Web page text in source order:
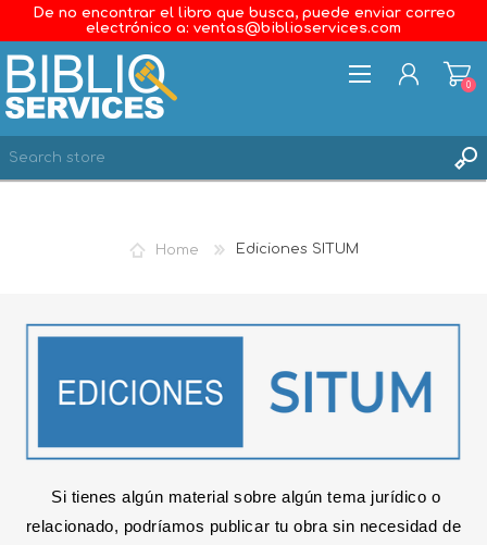
De no encontrar el libro que busca, puede enviar correo
electrónico a: ventas@biblioservices.com
0
Home Ediciones SITUM
Si tienes algún material sobre algún tema jurídico o
relacionado, podríamos publicar tu obra sin necesidad de